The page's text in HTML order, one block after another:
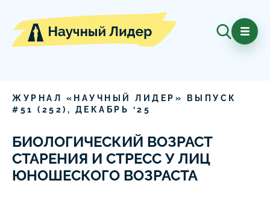
ЖУРНАЛ «НАУЧНЫЙ ЛИДЕР» ВЫПУСК
# 51 ( 252), ДЕКАБРЬ ‘25
БИОЛОГИЧЕСКИЙ ВОЗРАСТ
СТАРЕНИЯ И СТРЕСС У ЛИЦ
ЮНОШЕСКОГО ВОЗРАСТА